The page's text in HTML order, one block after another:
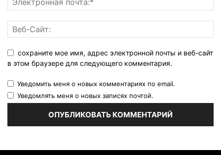
сохраните мое имя, адрес электронной почты и веб-сайт
в этом браузере для следующего комментария.
Уведомить меня о новых комментариях по email.
Уведомлять меня о новых записях почтой.